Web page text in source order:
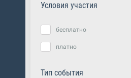
Условия участия
бесплатно
платно
Тип события